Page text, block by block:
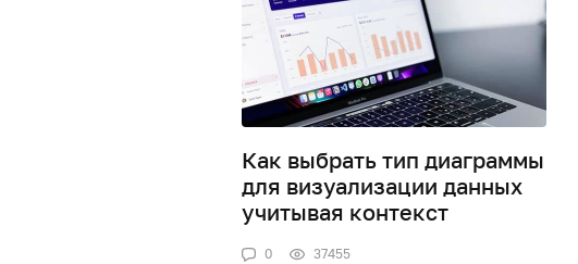
Как выбрать тип диаграммы
для визуализации данных
учитывая контекст
0 37455